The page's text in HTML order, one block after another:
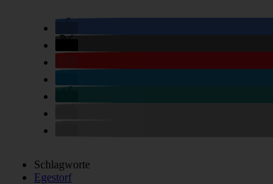
Schlagworte
Egestorf